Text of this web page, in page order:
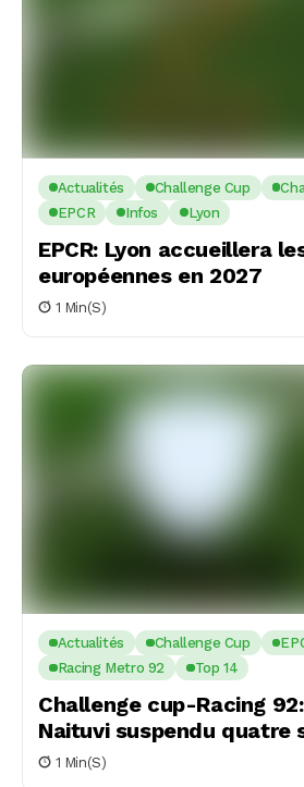
Actualités Challenge Cup
EPCR
Infos Lyon
EPCR: Lyon accueillera
européennes en 2027
1 Min(s)
Actualités Challenge Cup
Racing Metro 92
Top 14
Challenge cup-Racing
Naituvi suspendu quatre
1 Min(s)